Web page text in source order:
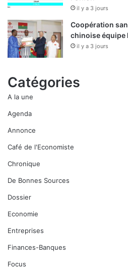
il y a 3 jours
Coopération
chinoise équipe
il y a 3 jours
Catégories
A la une
Agenda
Annonce
Café de l'Economiste
Chronique
De Bonnes Sources
Dossier
Economie
Entreprises
Finances-Banques
Focus